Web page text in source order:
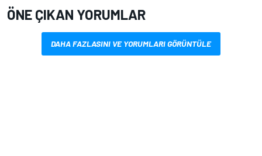
ÖNE ÇIKAN YORUMLAR
DAHA FAZLASINI VE YORUMLARI GÖRÜNTÜLE